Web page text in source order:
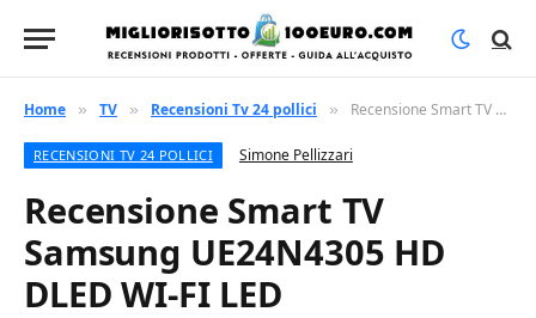
Home » TV » Recensioni Tv 24 pollici » Recensione Smart TV Samsung UE24N4305 HD DLED WI-FI LED
RECENSIONI TV 24 POLLICI Simone Pellizzari
Recensione Smart TV
Samsung UE24N4305 HD
DLED WI-FI LED